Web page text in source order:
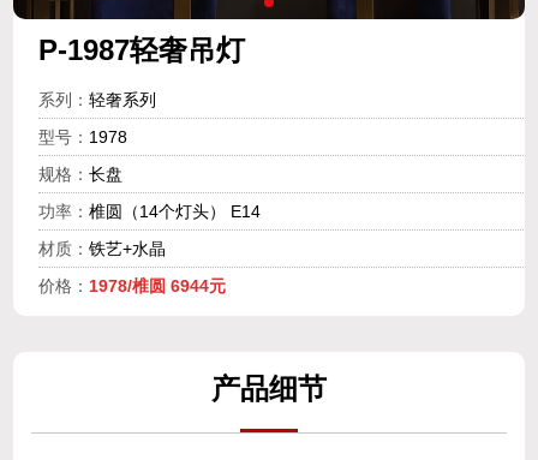
P-1987轻奢吊灯
系列： 轻奢系列
型号： 1978
规格： 长盘
功率： 椎圆（14个灯头） E14
材质： 铁艺+水晶
价格： 1978/椎圆 6944元
产品细节